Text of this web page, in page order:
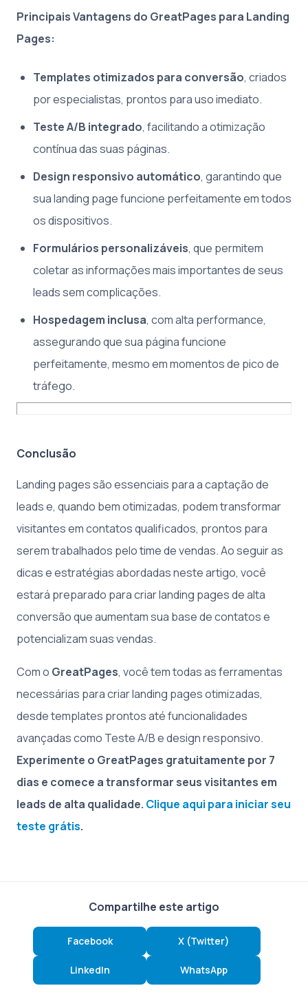
Principais Vantagens do GreatPages para Landing
Pages:
Templates otimizados para conversão, criados
por especialistas, prontos para uso imediato.
Teste A/B integrado, facilitando a otimização
contínua das suas páginas.
Design responsivo automático, garantindo que
sua landing page funcione perfeitamente em todos
os dispositivos.
Formulários personalizáveis, que permitem
coletar as informações mais importantes de seus
leads sem complicações.
Hospedagem inclusa, com alta performance,
assegurando que sua página funcione
perfeitamente, mesmo em momentos de pico de
tráfego.
Conclusão
Landing pages são essenciais para a captação de
leads e, quando bem otimizadas, podem transformar
visitantes em contatos qualificados, prontos para
serem trabalhados pelo time de vendas. Ao seguir as
dicas e estratégias abordadas neste artigo, você
estará preparado para criar landing pages de alta
conversão que aumentam sua base de contatos e
potencializam suas vendas.
Com o GreatPages, você tem todas as ferramentas
necessárias para criar landing pages otimizadas,
desde templates prontos até funcionalidades
avançadas como Teste A/B e design responsivo.
Experimente o GreatPages gratuitamente por 7
dias e comece a transformar seus visitantes em
leads de alta qualidade. Clique aqui para iniciar seu
teste grátis.
Compartilhe este artigo
Facebook X (Twitter)
LinkedIn WhatsApp